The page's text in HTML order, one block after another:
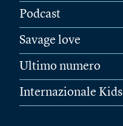
Podcast
Savage love
Ultimo numero
Internazionale Kids